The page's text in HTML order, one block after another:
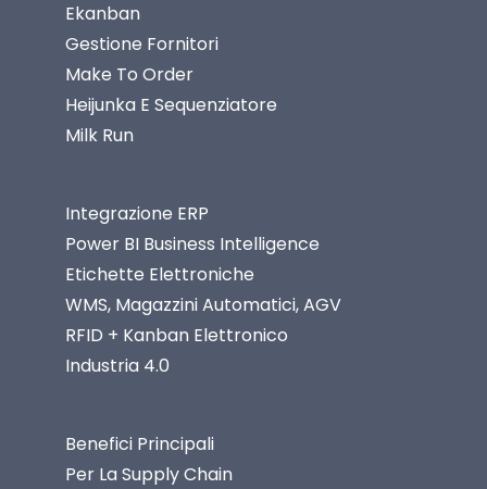
Ekanban
Gestione Fornitori
Make To Order
Heijunka E Sequenziatore
Milk Run
Integrazione ERP
Power BI Business Intelligence
Etichette Elettroniche
WMS, Magazzini Automatici, AGV
RFID + Kanban Elettronico
Industria 4.0
Benefici Principali
Per La Supply Chain